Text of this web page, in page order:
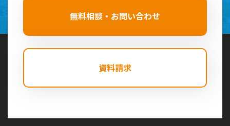
無料相談・お問い合わせ
資料請求